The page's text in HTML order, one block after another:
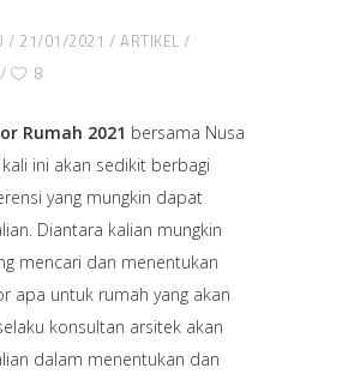
21/01/2021
ARTIKEL
8
Rumah 2021 bersama Nusa
ini akan sedikit berbagi
yang mungkin dapat
Diantara kalian mungkin
mencari dan menentukan
apa untuk rumah yang akan
konsultan arsitek akan
dalam menentukan dan